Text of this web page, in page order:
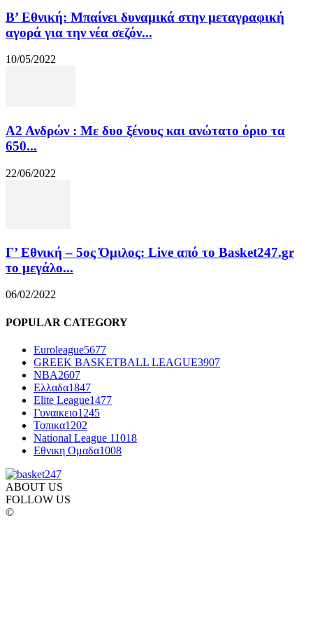
Β’ Εθνική: Μπαίνει δυναμικά στην μεταγραφική
αγορά για την νέα σεζόν...
10/05/2022
Α2 Ανδρών : Με δυο ξένους και ανώτατο όριο τα
650...
22/06/2022
Γ’ Εθνική – 5ος Όμιλος: Live από το Basket247.gr
το μεγάλο...
06/02/2022
POPULAR CATEGORY
Euroleague5677
GREEK BASKETBALL LEAGUE3907
NBA2607
Ελλαδα1847
Elite League1477
Γυναικειο1245
Τοπικα1202
National League 11018
Εθνικη Ομαδα1008
ABOUT US
FOLLOW US
©